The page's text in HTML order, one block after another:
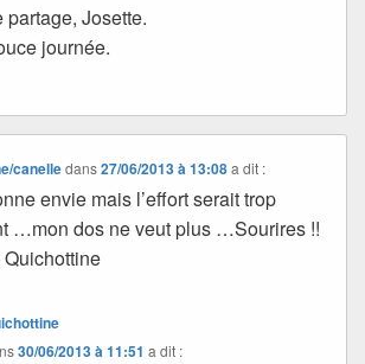
partage, Josette.
journée.
canelledans27/06/2013 à 13:08 a dit :
envie mais l’effort serait trop
…mon dos ne veut plus …Sourires !!
30/06/2013 à 11:51 a dit :